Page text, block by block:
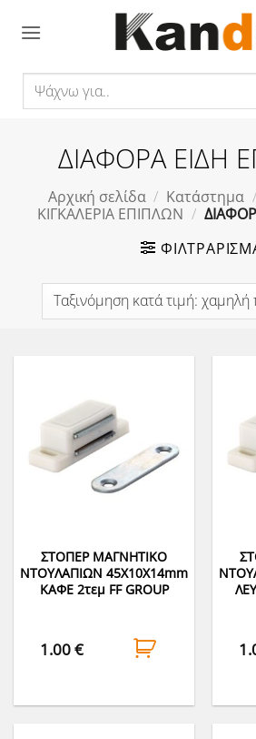
για..
ΔΙΑΦΟΡΑ ΕΙΔΗ
Αρχική σελίδα / Κατάστημα /
ΚΙΓΚΑΛΕΡΙΑ ΕΠΙΠΛΩΝ /
ΣΤΟΠΕΡ ΜΑΓΝΗΤΙΚΟ
ΝΤΟΥΛΑΠΙΩΝ 45Χ10Χ14mm
ΚΑΦΕ 2τεμ FF GROUP
1.00€